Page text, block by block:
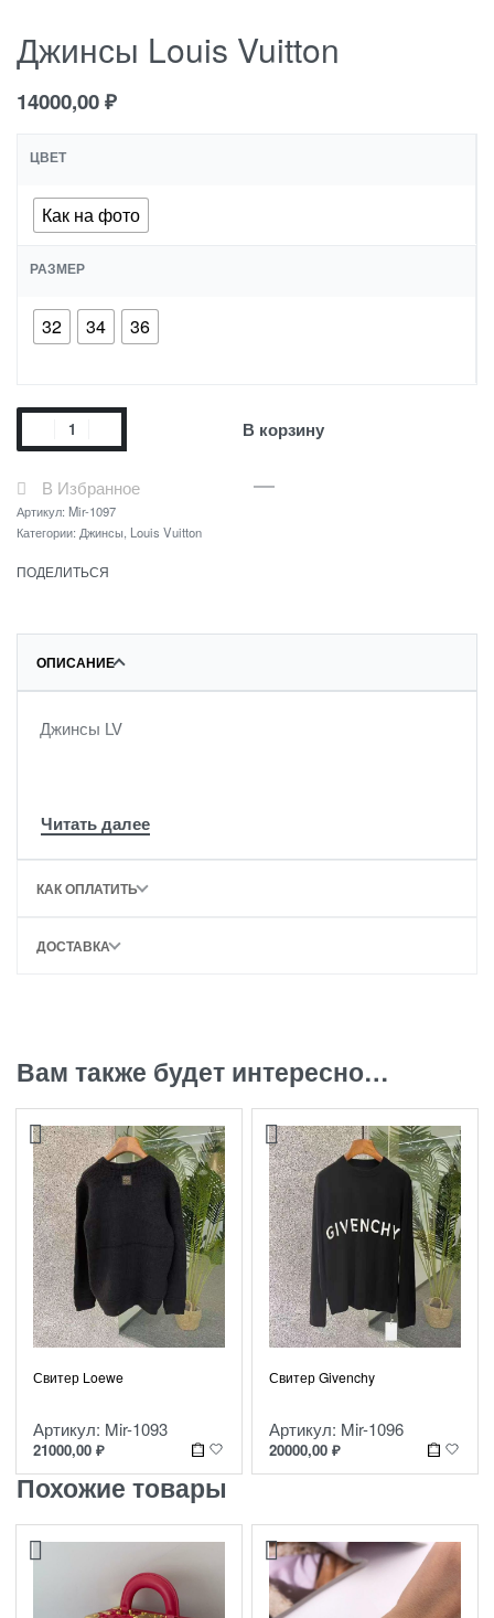
Джинсы Louis Vuitton
14000,00₽
ЦВЕТ
Как на фото
РАЗМЕР
32 34 36
В корзину
В Избранное
Артикул: Mir-1097
Категории: Джинсы Louis Vuitton
ПОДЕЛИТЬСЯ
ОПИСАНИЕ
Джинсы LV
КАК ОПЛАТИТЬ
ДОСТАВКА
Вам также будет интересно…
Свитер Loewe
Артикул: Mir-1093
21000,00 ₽
Свитер Givenchy
Артикул: Mir-1096
20000,00 ₽
Похожие товары